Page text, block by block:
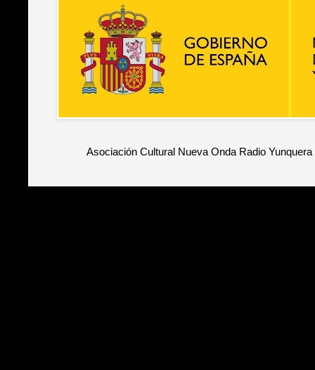
Asociación Cultural Nueva Onda Radio